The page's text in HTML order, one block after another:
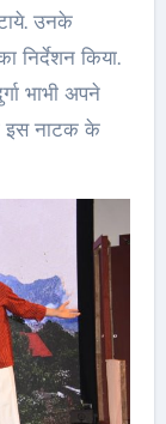
उनके
निर्देशन किया.
भाभी अपने
इस नाटक के